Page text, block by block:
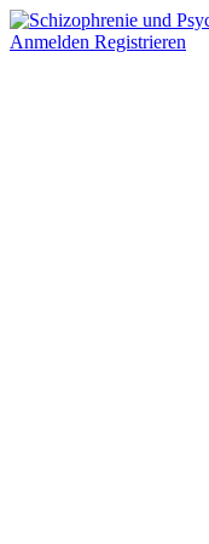
Anmelden Registrieren